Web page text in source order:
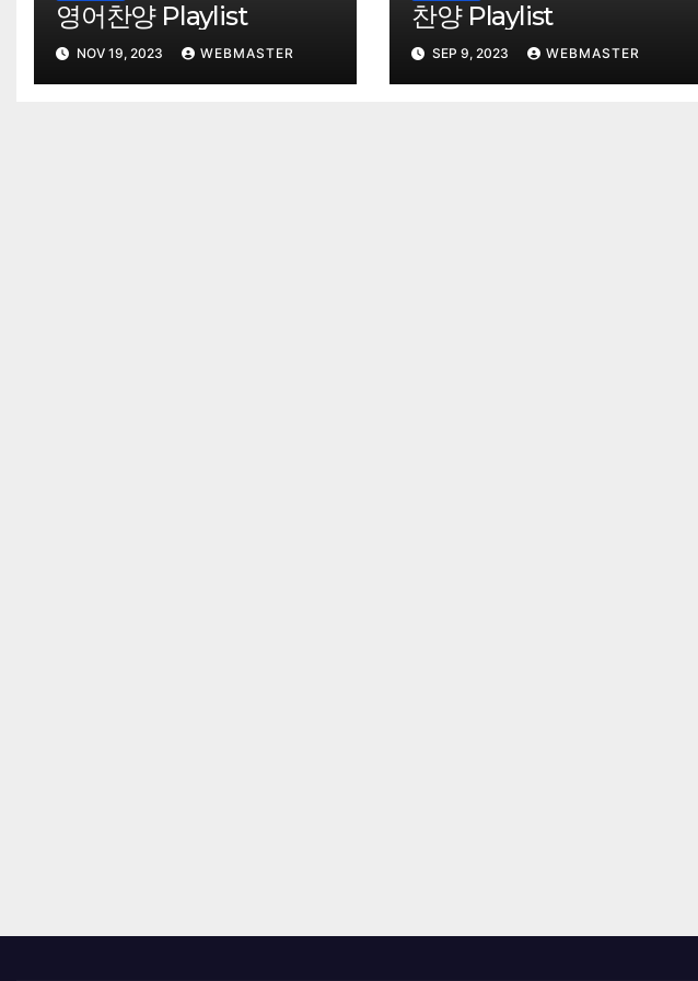
영어찬양 Playlist
NOV 19, 2023 WEBMASTER
찬양 Playlist
SEP 9, 2023 WEBMASTER